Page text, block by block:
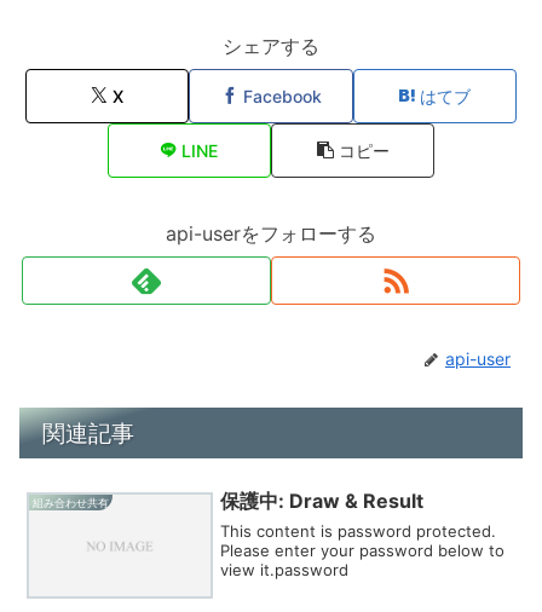
シェアする
X Facebook はてブ
LINE コピー
api-userをフォローする
api-user
関連記事
組み合わせ共有 保護中: Draw & Result
This content is password protected.
Please enter your password below to
view it.password